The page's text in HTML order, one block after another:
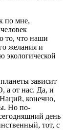
по мне,
то, что наши
желания и
экологической
зависит
а от нас. Да, и
конечно,
Но по-
день
тот, с